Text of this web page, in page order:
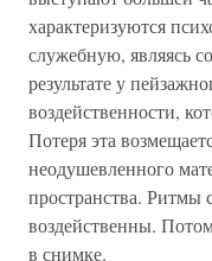
характеризуются
служебную, являясь
результате у
воздейственности,
Потеря эта
неодушевленного
пространства. Ритмы
воздейственны.
в снимке.